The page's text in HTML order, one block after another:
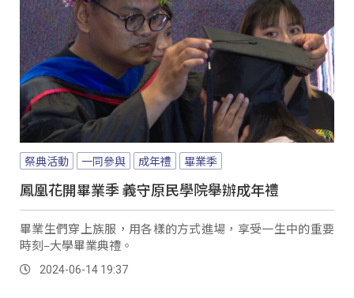
祭典活動 一同參與 成年禮 畢業季
鳳凰花開畢業季 義守原民學院舉辦成年禮
畢業生們穿上族服，用各樣的方式進場，享受一生中的重要
時刻–大學畢業典禮。
2024-06-14 19:37